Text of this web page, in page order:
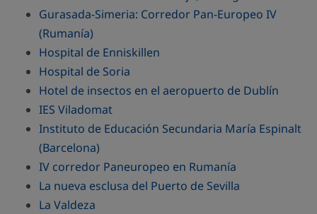
Gurasada-Simeria: Corredor Pan-Europeo IV
(Rumanía)
Hospital de Enniskillen
Hospital de Soria
Hotel de insectos en el aeropuerto de Dublín
IES Viladomat
Instituto de Educación Secundaria María Espinalt
(Barcelona)
IV corredor Paneuropeo en Rumanía
La nueva esclusa del Puerto de Sevilla
La Valdeza